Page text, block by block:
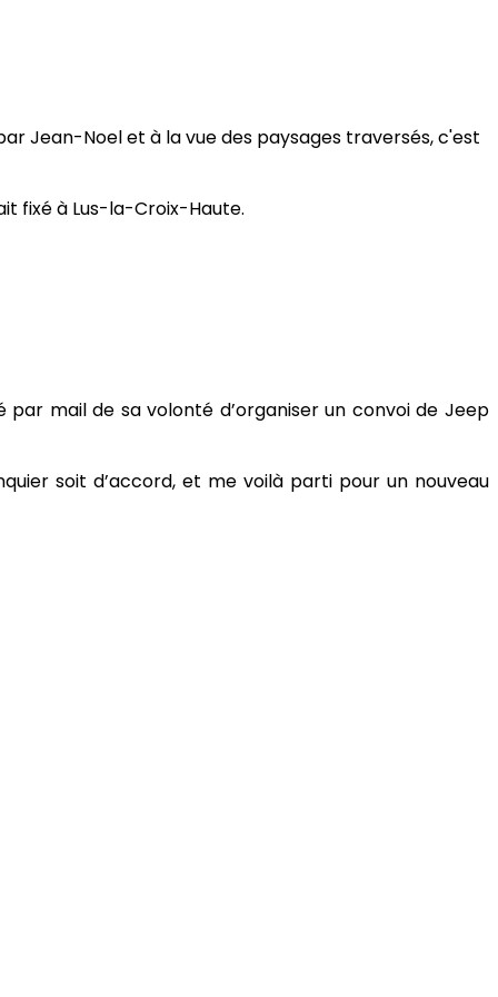
Jean-Noel et à la vue des paysages traversés, c'est
fixé à Lus-la-Croix-Haute.
par mail de sa volonté d’organiser un convoi de Jeep
soit d’accord, et me voilà parti pour un nouveau